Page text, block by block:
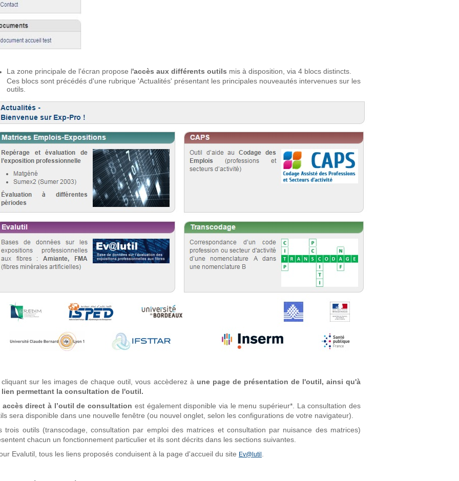
La zone principale de l'écran propose l'accès aux différents outils mis à disposition, via 4 blocs distincts.
Ces blocs sont précédés d'une rubrique 'Actualités' présentant les principales nouveautés intervenues sur les
outils.
cliquant sur les images de chaque outil, vous accèderez à une page de présentation de l'outil, ainsi qu'à
lien permettant la consultation de l'outil.
accès direct à l’outil de consultation est également disponible via le menu supérieur*. La consultation des
sera disponible dans une nouvelle fenêtre (ou nouvel onglet, selon les configurations de votre navigateur).
trois outils (transcodage, consultation par emploi des matrices et consultation par nuisance des matrices)
chacun un fonctionnement particulier et ils sont décrits dans les sections suivantes.
Evalutil, tous les liens proposés conduisent à la page d'accueil du site Ev@lutil